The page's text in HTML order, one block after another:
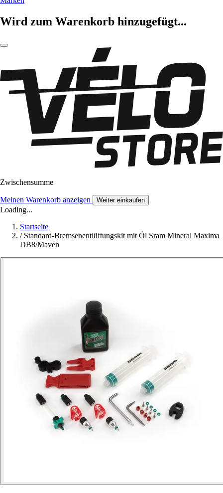
Wird zum Warenkorb hinzugefügt...
Zwischensumme
Meinen Warenkorb anzeigen Weiter einkaufen
Loading...
Startseite
/ Standard-Bremsenentlüftungskit mit Öl Sram Mineral Maxima
DB8/Maven